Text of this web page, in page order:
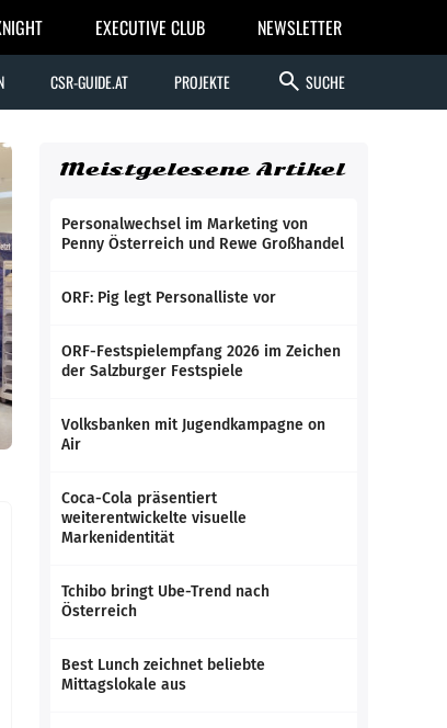
EXECUTIVE CLUB NEWSLETTER
CSR-GUIDE.AT PROJEKTE search SUCHE
Meistgelesene Artikel
Personalwechsel im Marketing von
Penny Österreich und Rewe Großhandel
ORF: Pig legt Personalliste vor
ORF-Festspielempfang 2026 im Zeichen
der Salzburger Festspiele
Volksbanken mit Jugendkampagne on
Air
Coca-Cola präsentiert
weiterentwickelte visuelle
Markenidentität
Tchibo bringt Ube-Trend nach
Österreich
Best Lunch zeichnet beliebte
Mittagslokale aus